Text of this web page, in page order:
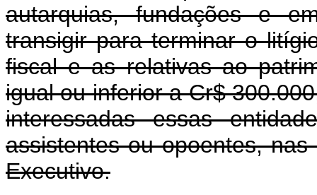
autarquias, fundações e
transigir para terminar o
fiscal e as relativas ao
igual ou inferior a Cr$
interessadas essas
assistentes ou opoentes,
Executivo.